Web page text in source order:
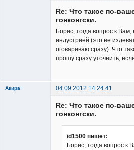
Re: Что такое по-
гонконгски.
Борис, тогда вопрос к Вам,
индустрией (это не
оговариваю сразу). Что
прошу сразу уточнить,
Акира 04.09.2012 14:24:41
Re: Что такое по-
гонконгски.
id1500 пишет:
Борис, тогда вопрос к